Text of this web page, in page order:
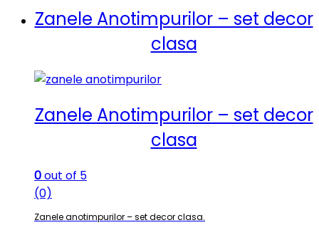
Zanele Anotimpurilor – set decor
clasa
Zanele Anotimpurilor – set decor
clasa
0out of 5
(0)
Zanele anotimpurilor – set decor clasa.